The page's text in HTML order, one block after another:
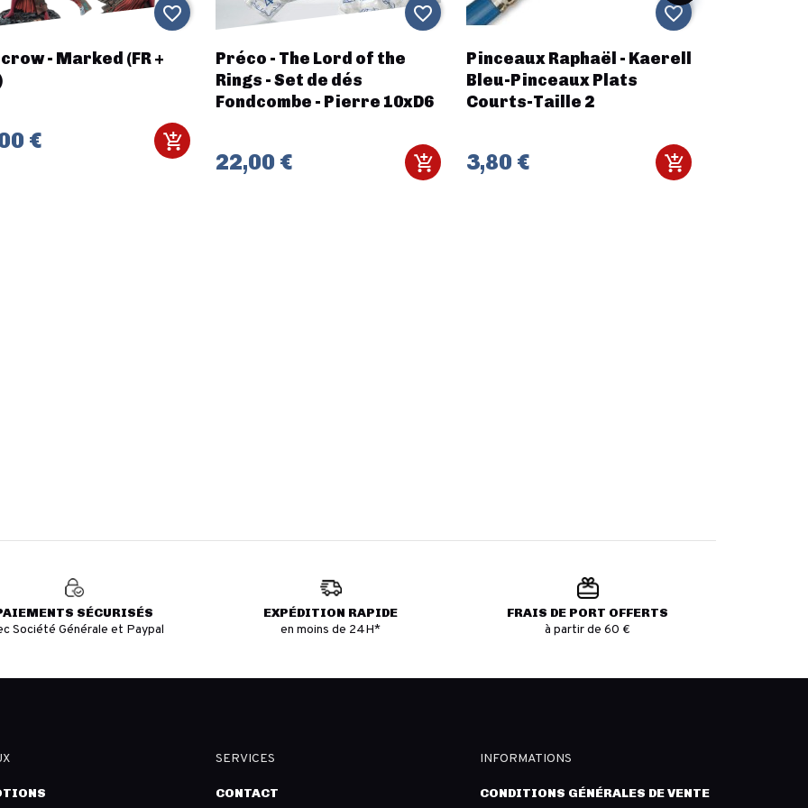
- Marked (FR +
€
favorite_border
Préco - The Lord of the
Rings - Set de dés
Fondcombe - Pierre 10xD6
22,00 €
favorite_border
Pinceaux Raphaël - Kaerell
Bleu-Pinceaux Plats
Courts-Taille 2
3,80 €
favorite_border
SÉCURISÉS
Société Générale et Paypal
EXPÉDITION RAPIDE
en moins de 24H*
FRAIS DE PORT OFFERTS
à partir de 60 €
SERVICES
CONTACT
INFORMATIONS
CONDITIONS GÉNÉRALES DE VENTE